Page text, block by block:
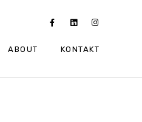
ABOUT KONTAKT